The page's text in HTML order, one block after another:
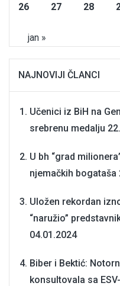
26
27 28
jan »
NAJNOVIJI ČLANCI
Učenici iz BiH na
srebrenu medalju
U bh “grad
njemačkih bogataša
Uložen rekordan
“naružio”
04.01.2024
Biber i Bektić:
konsultovala sa